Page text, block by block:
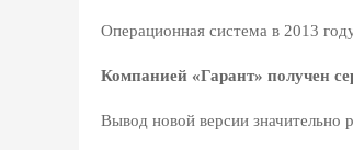
Операционная система в 2013
Компанией «Гарант» получен
Вывод новой версии